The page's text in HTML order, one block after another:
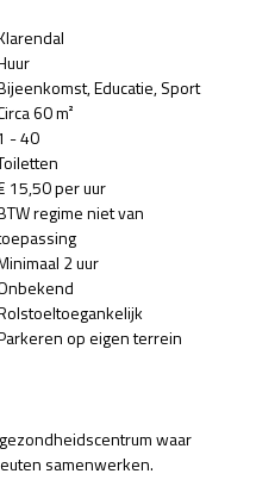
Educatie Sport
60 m²
- 40
15,50 per uur
regime niet van
2 uur
op eigen terrein
waar
samenwerken.